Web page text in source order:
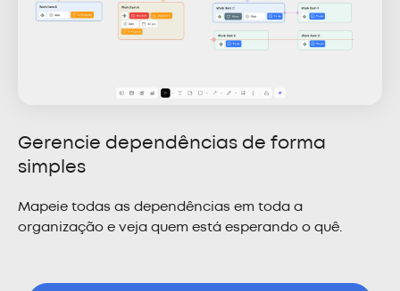
Gerencie dependências de forma
simples
Mapeie todas as dependências em toda a
organização e veja quem está esperando o quê.